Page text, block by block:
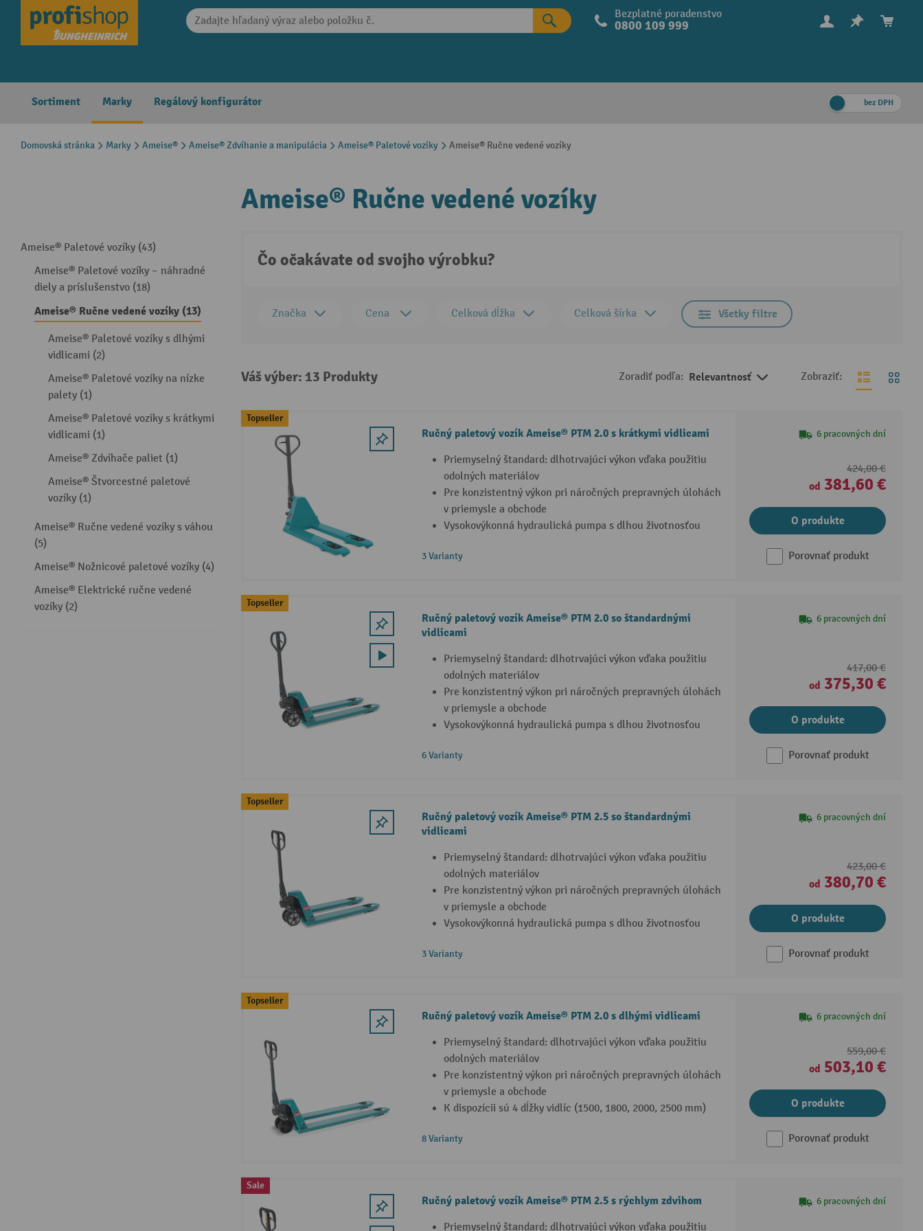
Skip to main navigation Bezplatné poradenstvo
0800 109 999
Sortiment Marky Regálový konfigurátor bez DPH
Domovská stránka Marky Ameise® Ameise® Zdvíhanie a manipulácia Ameise® Paletové vozíky Ameise® Ručne vedené vozíky
Ameise® Paletové vozíky (43)
Ameise® Paletové vozíky – náhradné
diely a príslušenstvo (18)
Ameise® Ručne vedené vozíky (13)
Ameise® Paletové vozíky s dlhými
vidlicami (2)
Ameise® Paletové vozíky na nízke
palety (1)
Ameise® Paletové vozíky s krátkymi
vidlicami (1)
Ameise® Zdvíhače paliet (1)
Ameise® Štvorcestné paletové
vozíky (1)
Ameise® Ručne vedené vozíky s váhou
(5)
Ameise® Nožnicové paletové vozíky (4)
Ameise® Elektrické ručne vedené
vozíky (2)
Ameise® Ručne vedené vozíky
Čo očakávate od svojho výrobku?
Značka Cena Celková dĺžka Celková šírka Všetky filtre
Váš výber: 13 Produkty Zoradiť podľa: Relevantnosť Zobraziť:
Topseller
Ručný paletový vozík Ameise® PTM 2.0 s krátkymi vidlicami
Priemyselný štandard: dlhotrvajúci výkon vďaka použitiu
odolných materiálov
Pre konzistentný výkon pri náročných prepravných úlohách
v priemysle a obchode
Vysokovýkonná hydraulická pumpa s dlhou životnosťou
3 Varianty
6 pracovných dní
424,00 €
od 381,60 €
O produkte
Porovnať produkt
Topseller
Ručný paletový vozík Ameise® PTM 2.0 so štandardnými
vidlicami
Priemyselný štandard: dlhotrvajúci výkon vďaka použitiu
odolných materiálov
Pre konzistentný výkon pri náročných prepravných úlohách
v priemysle a obchode
Vysokovýkonná hydraulická pumpa s dlhou životnosťou
6 Varianty
6 pracovných dní
417,00 €
od 375,30 €
O produkte
Porovnať produkt
Topseller
Ručný paletový vozík Ameise® PTM 2.5 so štandardnými
vidlicami
Priemyselný štandard: dlhotrvajúci výkon vďaka použitiu
odolných materiálov
Pre konzistentný výkon pri náročných prepravných úlohách
v priemysle a obchode
Vysokovýkonná hydraulická pumpa s dlhou životnosťou
3 Varianty
6 pracovných dní
423,00 €
od 380,70 €
O produkte
Porovnať produkt
Topseller
Ručný paletový vozík Ameise® PTM 2.0 s dlhými vidlicami
Priemyselný štandard: dlhotrvajúci výkon vďaka použitiu
odolných materiálov
Pre konzistentný výkon pri náročných prepravných úlohách
v priemysle a obchode
K dispozícii sú 4 dĺžky vidlíc (1500, 1800, 2000, 2500 mm)
8 Varianty
6 pracovných dní
559,00 €
od 503,10 €
O produkte
Porovnať produkt
Sale
Ručný paletový vozík Ameise® PTM 2.5 s rýchlym zdvihom
Priemyselný štandard: dlhotrvajúci výkon vďaka použitiu
6 pracovných dní